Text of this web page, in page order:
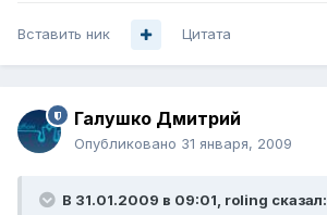
Вставить ник Цитата
Галушко Дмитрий
Опубликовано 31 января, 2009
В 31.01.2009 в 09:01, roling сказал: